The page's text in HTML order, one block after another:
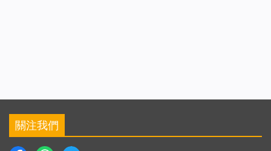
關注我們